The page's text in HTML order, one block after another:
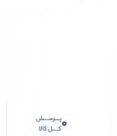
0پـــرســـش
کــــل کالا